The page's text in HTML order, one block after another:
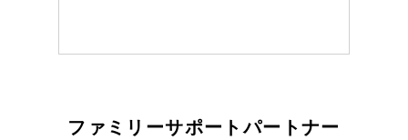
ファミリーサポートパートナー